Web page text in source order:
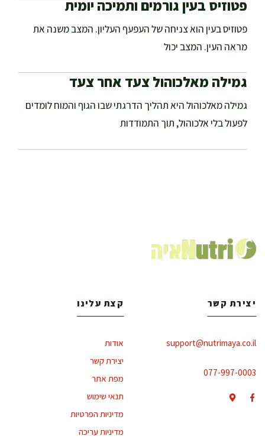
פטוזיס בעין גורמים ותמיכה יומית
פטוזיס בעין הוא צניחה של העפעף העליון. המצב משנה את
מראה העין. המצב יכול
גמילה מאלכוהול צעד אחר צעד
גמילה מאלכוהול היא תהליך הדרגתי שבו הגוף והמוח לומדים
לפעול בלי אלכוהול, תוך התמודדות
יצירת קשר
support@nutrimaya.co.il
077-997-0003
קצת עלינו
אודות
יצירת קשר
מפת אתר
תנאי שימוש
מדיניות הפרטיות
מדיניות עריכה